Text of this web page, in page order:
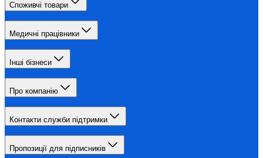
Споживчі товари
Медичні працівники
Інші бізнеси
Про компанію
Контакти служби підтримки
Пропозиції для підписників